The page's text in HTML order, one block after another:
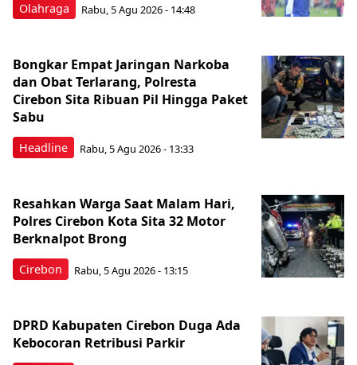
Olahraga Rabu, 5 Agu 2026 - 14:48
Headline
Bongkar Empat Jaringan Narkoba
dan Obat Terlarang, Polresta
Cirebon Sita Ribuan Pil Hingga Paket
Sabu
Rabu, 5 Agu 2026 - 13:33
Cirebon
Resahkan Warga Saat Malam Hari,
Polres Cirebon Kota Sita 32 Motor
Berknalpot Brong
Rabu, 5 Agu 2026 - 13:15
DPRD Kabupaten Cirebon Duga Ada
Kebocoran Retribusi Parkir